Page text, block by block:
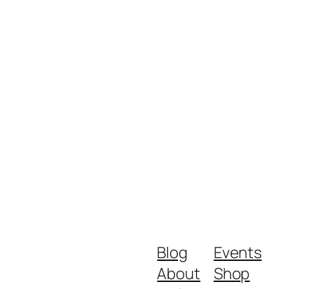
Blog
About
Events
Shop